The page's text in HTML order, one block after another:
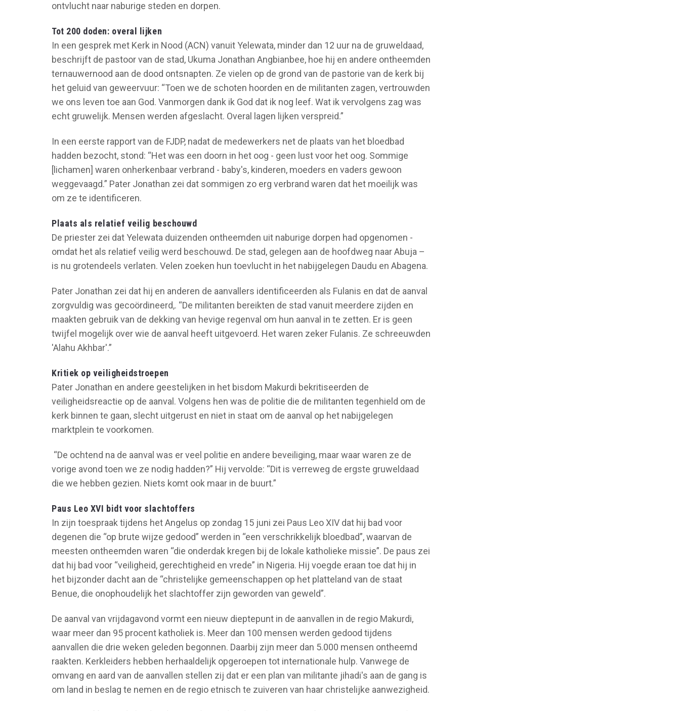
ontvlucht naar naburige steden en dorpen.
Tot 200 doden: overal lijken
In een gesprek met Kerk in Nood (ACN) vanuit Yelewata, minder dan 12 uur na de gruweldaad,
beschrijft de pastoor van de stad, Ukuma Jonathan Angbianbee, hoe hij en andere ontheemden
ternauwernood aan de dood ontsnapten. Ze vielen op de grond van de pastorie van de kerk bij
het geluid van geweervuur: “Toen we de schoten hoorden en de militanten zagen, vertrouwden
we ons leven toe aan God. Vanmorgen dank ik God dat ik nog leef. Wat ik vervolgens zag was
echt gruwelijk. Mensen werden afgeslacht. Overal lagen lijken verspreid.”
In een eerste rapport van de FJDP, nadat de medewerkers net de plaats van het bloedbad
hadden bezocht, stond: “Het was een doorn in het oog - geen lust voor het oog. Sommige
[lichamen] waren onherkenbaar verbrand - baby's, kinderen, moeders en vaders gewoon
weggevaagd.” Pater Jonathan zei dat sommigen zo erg verbrand waren dat het moeilijk was
om ze te identificeren.
Plaats als relatief veilig beschouwd
De priester zei dat Yelewata duizenden ontheemden uit naburige dorpen had opgenomen -
omdat het als relatief veilig werd beschouwd. De stad, gelegen aan de hoofdweg naar Abuja –
is nu grotendeels verlaten. Velen zoeken hun toevlucht in het nabijgelegen Daudu en Abagena.
Pater Jonathan zei dat hij en anderen de aanvallers identificeerden als Fulanis en dat de aanval
zorgvuldig was gecoördineerd,. “De militanten bereikten de stad vanuit meerdere zijden en
maakten gebruik van de dekking van hevige regenval om hun aanval in te zetten. Er is geen
twijfel mogelijk over wie de aanval heeft uitgevoerd. Het waren zeker Fulanis. Ze schreeuwden
'Alahu Akhbar'.”
Kritiek op veiligheidstroepen
Pater Jonathan en andere geestelijken in het bisdom Makurdi bekritiseerden de
veiligheidsreactie op de aanval. Volgens hen was de politie die de militanten tegenhield om de
kerk binnen te gaan, slecht uitgerust en niet in staat om de aanval op het nabijgelegen
marktplein te voorkomen.
“De ochtend na de aanval was er veel politie en andere beveiliging, maar waar waren ze de
vorige avond toen we ze nodig hadden?” Hij vervolde: “Dit is verreweg de ergste gruweldaad
die we hebben gezien. Niets komt ook maar in de buurt.”
Paus Leo XVI bidt voor slachtoffers
In zijn toespraak tijdens het Angelus op zondag 15 juni zei Paus Leo XIV dat hij bad voor
degenen die “op brute wijze gedood” werden in “een verschrikkelijk bloedbad”, waarvan de
meesten ontheemden waren “die onderdak kregen bij de lokale katholieke missie”. De paus zei
dat hij bad voor “veiligheid, gerechtigheid en vrede” in Nigeria. Hij voegde eraan toe dat hij in
het bijzonder dacht aan de “christelijke gemeenschappen op het platteland van de staat
Benue, die onophoudelijk het slachtoffer zijn geworden van geweld”.
De aanval van vrijdagavond vormt een nieuw dieptepunt in de aanvallen in de regio Makurdi,
waar meer dan 95 procent katholiek is. Meer dan 100 mensen werden gedood tijdens
aanvallen die drie weken geleden begonnen. Daarbij zijn meer dan 5.000 mensen ontheemd
raakten. Kerkleiders hebben herhaaldelijk opgeroepen tot internationale hulp. Vanwege de
omvang en aard van de aanvallen stellen zij dat er een plan van militante jihadi's aan de gang is
om land in beslag te nemen en de regio etnisch te zuiveren van haar christelijke aanwezigheid.